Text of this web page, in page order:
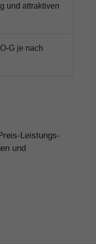
und attraktiven
G je nach
Leistungs-
und